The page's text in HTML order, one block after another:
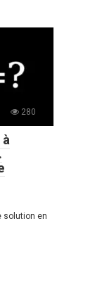
280
solution en